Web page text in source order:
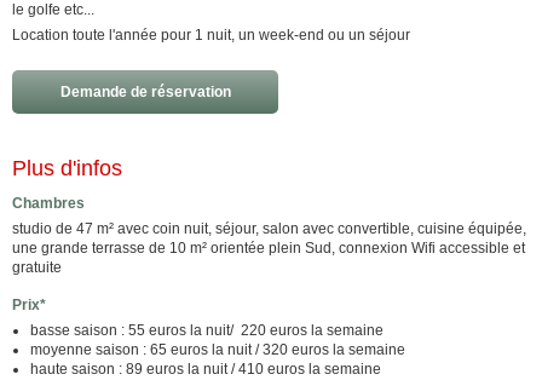
le golfe etc...
Location toute l'année pour 1 nuit, un week-end ou un séjour
Demande de réservation
Plus d'infos
Chambres
studio de 47 m² avec coin nuit, séjour, salon avec convertible, cuisine équipée,
une grande terrasse de 10 m² orientée plein Sud, connexion Wifi accessible et
gratuite
Prix*
basse saison : 55 euros la nuit/ 220 euros la semaine
moyenne saison : 65 euros la nuit / 320 euros la semaine
haute saison : 89 euros la nuit / 410 euros la semaine